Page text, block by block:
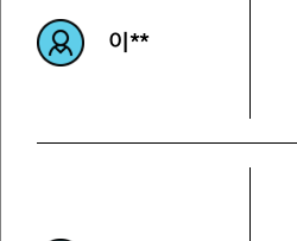
이**